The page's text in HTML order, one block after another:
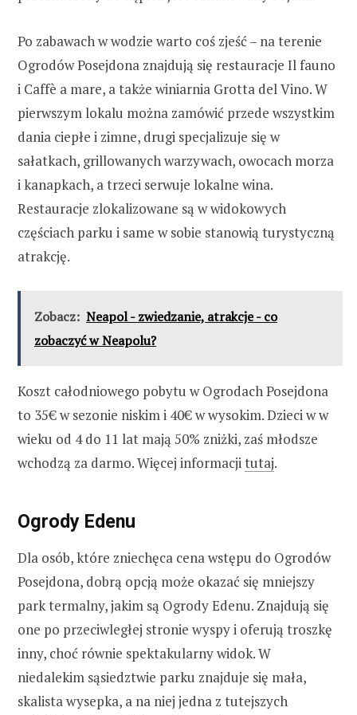
Po zabawach w wodzie warto coś zjeść – na terenie
Ogrodów Posejdona znajdują się restauracje Il fauno
i Caffè a mare, a także winiarnia Grotta del Vino. W
pierwszym lokalu można zamówić przede wszystkim
dania ciepłe i zimne, drugi specjalizuje się w
sałatkach, grillowanych warzywach, owocach morza
i kanapkach, a trzeci serwuje lokalne wina.
Restauracje zlokalizowane są w widokowych
częściach parku i same w sobie stanowią turystyczną
atrakcję.
Zobacz: Neapol - zwiedzanie, atrakcje - co
zobaczyć w Neapolu?
Koszt całodniowego pobytu w Ogrodach Posejdona
to 35€ w sezonie niskim i 40€ w wysokim. Dzieci w w
wieku od 4 do 11 lat mają 50% zniżki, zaś młodsze
wchodzą za darmo. Więcej informacjitutaj.
Ogrody Edenu
Dla osób, które zniechęca cena wstępu do Ogrodów
Posejdona, dobrą opcją może okazać się mniejszy
park termalny, jakim są Ogrody Edenu. Znajdują się
one po przeciwległej stronie wyspy i oferują troszkę
inny, choć równie spektakularny widok. W
niedalekim sąsiedztwie parku znajduje się mała,
skalista wysepka, a na niej jedna z tutejszych